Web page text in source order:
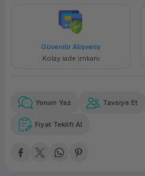
Güvenilir Alışveriş
Kolay iade imkanı
Yorum Yaz Tavsiye Et
Fiyat Teklifi Al